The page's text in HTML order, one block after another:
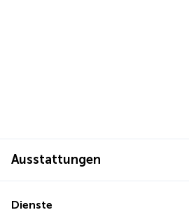
Ausstattungen
Dienste